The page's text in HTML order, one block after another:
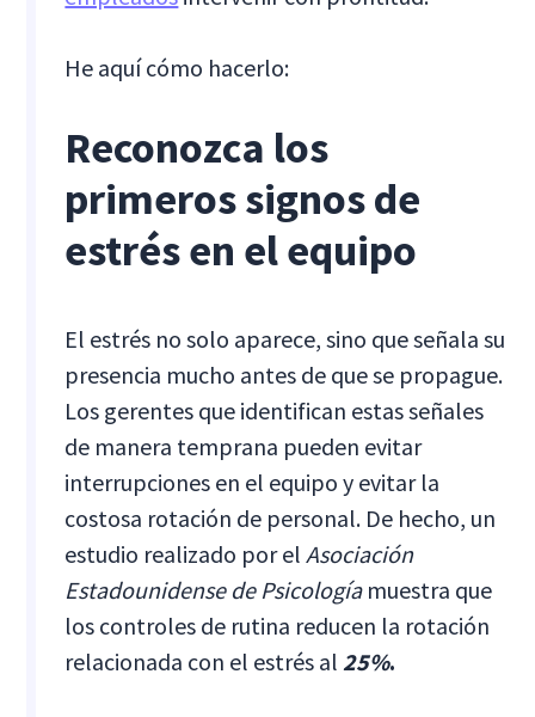
He aquí cómo hacerlo:
Reconozca los
primeros signos de
estrés en el equipo
El estrés no solo aparece, sino que señala su
presencia mucho antes de que se propague.
Los gerentes que identifican estas señales
de manera temprana pueden evitar
interrupciones en el equipo y evitar la
costosa rotación de personal. De hecho, un
estudio realizado por elAsociación
Estadounidense de Psicologíamuestra que
los controles de rutina reducen la rotación
relacionada con el estrés al 25%.